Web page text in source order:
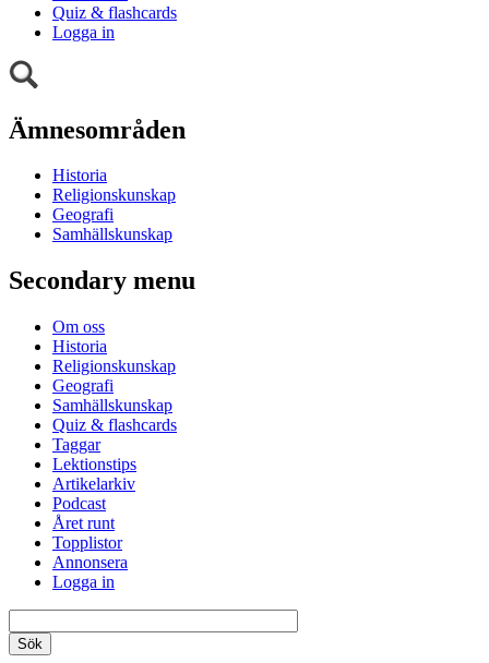
Quiz & flashcards
Logga in
Ämnesområden
Historia
Religionskunskap
Geografi
Samhällskunskap
Secondary menu
Om oss
Historia
Religionskunskap
Geografi
Samhällskunskap
Quiz & flashcards
Taggar
Lektionstips
Artikelarkiv
Podcast
Året runt
Topplistor
Annonsera
Logga in